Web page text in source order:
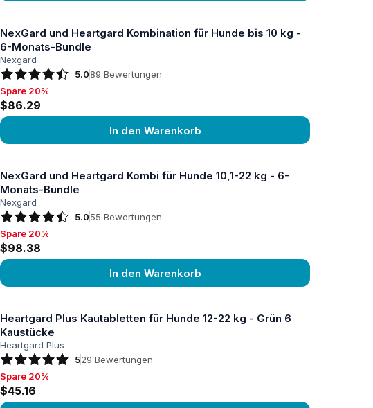
NexGard und Heartgard Kombination für Hunde bis 10 kg -
6-Monats-Bundle
Nexgard
5.089 Bewertungen
Spare 20%, $86.29
Spare 20%
$86.29
In den Warenkorb
NexGard und Heartgard Kombi für Hunde 10,1-22 kg - 6-
Monats-Bundle
Nexgard
5.055 Bewertungen
Spare 20%, $98.38
Spare 20%
$98.38
In den Warenkorb
Heartgard Plus Kautabletten für Hunde 12-22 kg - Grün 6
Kaustücke
Heartgard Plus
529 Bewertungen
Spare 20%, $45.16
Spare 20%
$45.16